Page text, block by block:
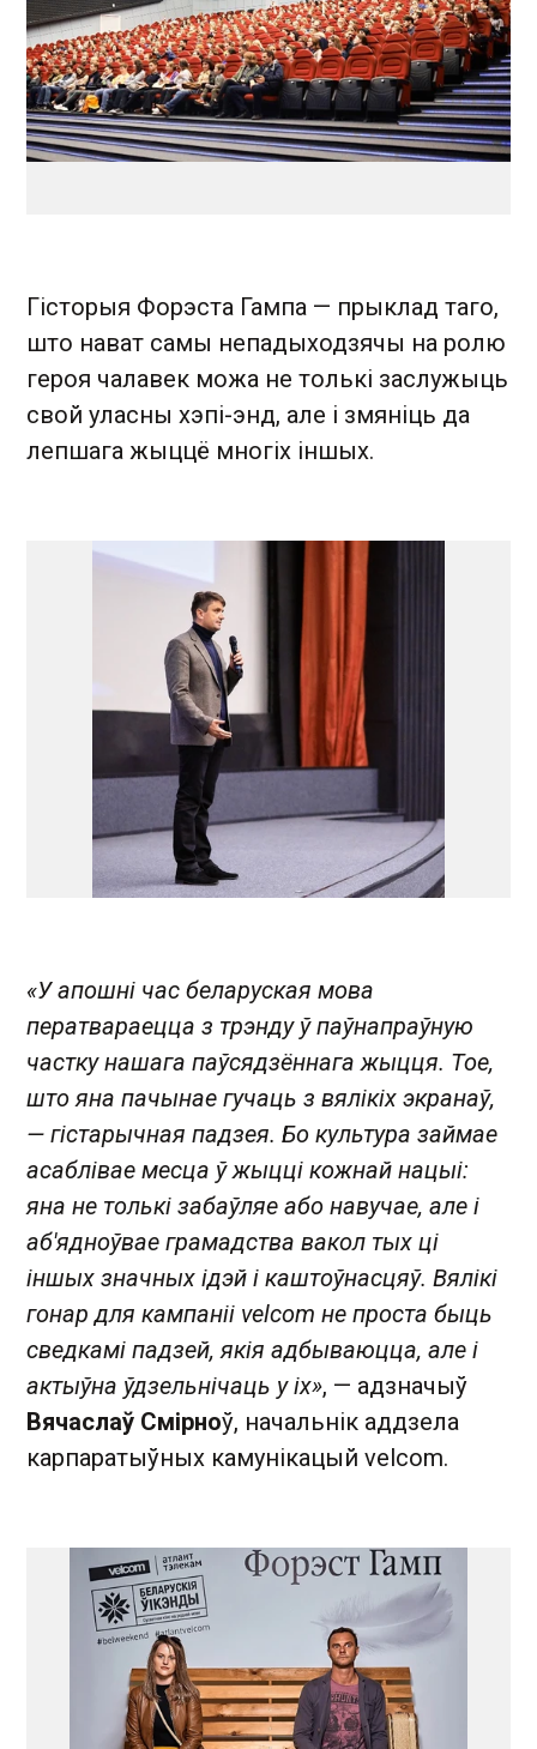
Гісторыя Форэста Гампа — прыклад таго,
што нават самы непадыходзячы на ролю
героя чалавек можа не толькі заслужыць
свой уласны хэпі-энд, але і змяніць да
лепшага жыццё многіх іншых.
«У апошні час беларуская мова
ператвараецца з трэнду ў паўнапраўную
частку нашага паўсядзённага жыцця. Тое,
што яна пачынае гучаць з вялікіх экранаў,
— гістарычная падзея. Бо культура займае
асаблівае месца ў жыцці кожнай нацыі:
яна не толькі забаўляе або навучае, але і
аб'ядноўвае грамадства вакол тых ці
іншых значных ідэй і каштоўнасцяў. Вялікі
гонар для кампаніі velcom не проста быць
сведкамі падзей, якія адбываюцца, але і
актыўна ўдзельнічаць у іх», — адзначыў
Вячаслаў Смірноў, начальнік аддзела
карпаратыўных камунікацый velcom.